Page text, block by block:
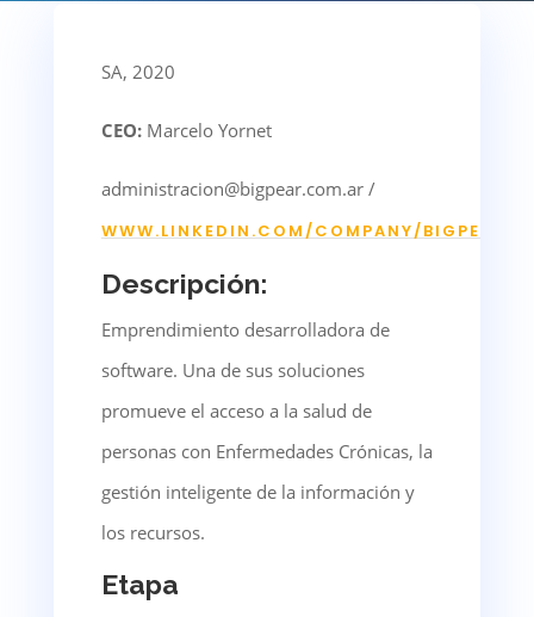
SA, 2020
CEO: Marcelo Yornet
administracion@bigpear.com.ar /
WWW.LINKEDIN .COM/COMPANY/BIGPEAR
Descripción:
Emprendimiento desarrolladora de
software. Una de sus soluciones
promueve el acceso a la salud de
personas con Enfermedades Crónicas, la
gestión inteligente de la información y
los recursos.
Etapa